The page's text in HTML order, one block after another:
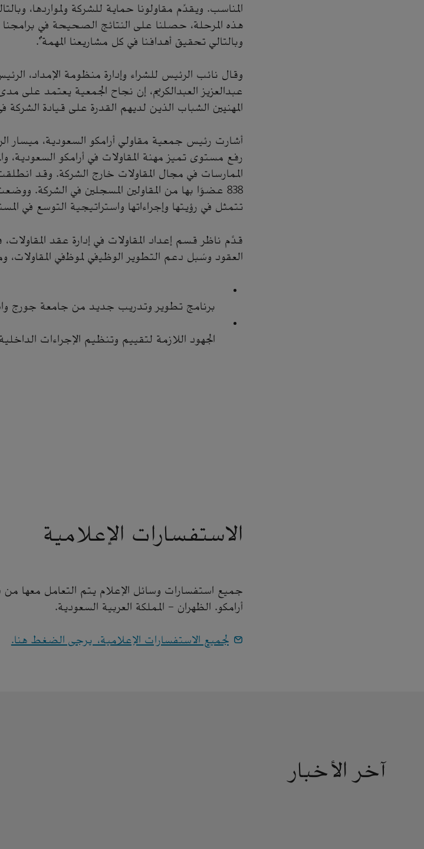
المناسب. ويقدِّم مقاولونا حماية للشركة ولمواردها،
هذه المرحلة، حصلنا على النتائج الصحيحة في
وبالتالي تحقيق أهدافنا في كل مشاريعنا المهمة".
وقال نائب الرئيس للشراء وإدارة منظومة الإمداد،
عبدالعزيز العبدالكريم، إن نجاح الجمعية يعتمد على
المهنيين الشباب الذين لديهم القدرة على قيادة الشركة
أشارت رئيس جمعية مقاولي أرامكو السعودية، ميسار
رفع مستوى تميز مهنة المقاولات في أرامكو
الممارسات في مجال المقاولات خارج الشركة. وقد
838 عضوًا بها من المقاولين المسجلين في الشركة.
تتمثل في رؤيتها وإجراءاتها واستراتيجية التوسع في
قدَّم ناظر قسم إعداد المقاولات في إدارة عقد
العقود وسُبل دعم التطوير الوظيفي لموظفي المقاولات،
برنامج تطوير وتدريب جديد من جامعة جورج
الجهود اللازمة لتقييم وتنظيم الإجراءات الداخلية
الاستفسارات الإعلامية
جميع استفسارات وسائل الإعلام يتم التعامل معها من
أرامكو. الظهران - المملكة العربية السعودية.
لجميع الاستفسارات الإعلامية، يرجى الضغط هنا.
آخر الأخبار